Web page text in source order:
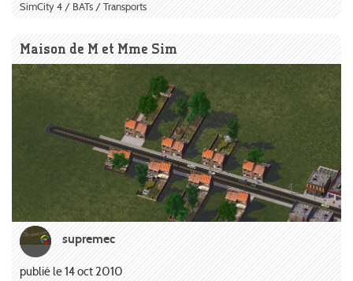
SimCity 4 / BATs / Transports
Maison de M et Mme Sim
supremec
publié le 14 oct 2010